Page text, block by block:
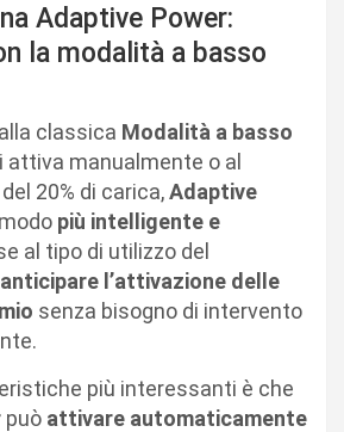
Adaptive Power:
la modalità a basso
classica Modalità a basso
attiva manualmente o al
20% di carica,Adaptive
più intelligente e
al tipo di utilizzo del
anticipare l’attivazione delle
senza bisogno di intervento
più interessanti è che
può attivare automaticamente